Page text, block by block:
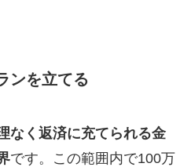
ンを立てる
なく返済に充てられる金
です。この範囲内で100万